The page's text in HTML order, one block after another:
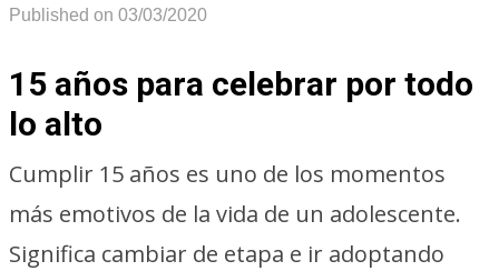
Published on 03/03/2020
15 años para celebrar por todo
lo alto
Cumplir 15 años es uno de los momentos
más emotivos de la vida de un adolescente.
Significa cambiar de etapa e ir adoptando